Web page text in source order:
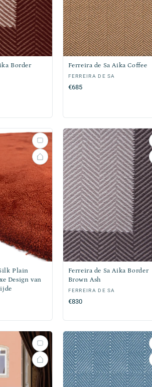
Border
Ferreira de Sa Aika Coffee
Verkoper:
FERREIRA DE SA
Normale
€685
Plain
Design van
Ferreira de Sa Aika Border
Brown Ash
Verkoper:
FERREIRA DE SA
Normale
€830